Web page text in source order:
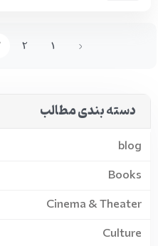
1
2
دسته بندی مطالب
blog
Books
Cinema & Theater
Culture